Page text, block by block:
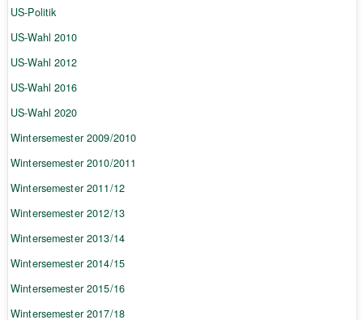
US-Politik
US-Wahl 2010
US-Wahl 2012
US-Wahl 2016
US-Wahl 2020
Wintersemester 2009/2010
Wintersemester 2010/2011
Wintersemester 2011/12
Wintersemester 2012/13
Wintersemester 2013/14
Wintersemester 2014/15
Wintersemester 2015/16
Wintersemester 2017/18